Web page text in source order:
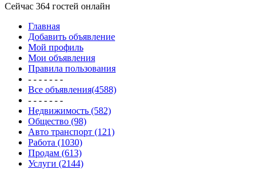
Сейчас 364 гостей онлайн
Главная
Добавить объявление
Мой профиль
Мои объявления
Правила пользования
- - - - - - -
Все объявления(4588)
- - - - - - -
Недвижимость (582)
Общество (98)
Авто транспорт (121)
Работа (1030)
Продам (613)
Услуги (2144)